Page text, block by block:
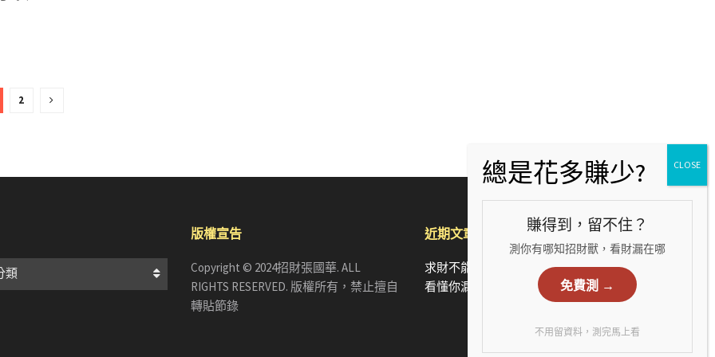
2
類
版權宣告
Copyright © 2024招財張國華. ALL
RIGHTS RESERVED. 版權所有，禁止擅自
轉貼節錄
近期文章
求財不能犯的錯：從5個手相財運特徵，
看懂你漏財的真正原因
賺得到，留不住？
測你有哪知招財獸，看財漏在哪
免費測 →
不用留資料，測完馬上看